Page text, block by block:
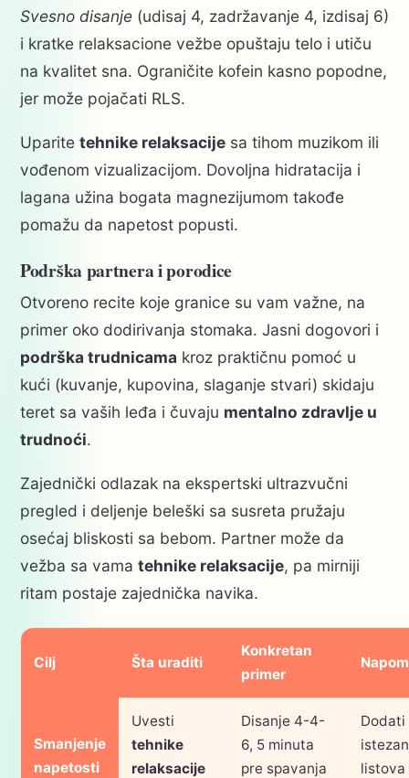
Svesno disanje (udisaj 4, zadržavanje 4, izdisaj 6)
i kratke relaksacione vežbe opuštaju telo i utiču
na kvalitet sna. Ograničite kofein kasno popodne,
jer može pojačati RLS.
Uparite tehnike relaksacije sa tihom muzikom ili
vođenom vizualizacijom. Dovoljna hidratacija i
lagana užina bogata magnezijumom takođe
pomažu da napetost popusti.
Podrška partnera i porodice
Otvoreno recite koje granice su vam važne, na
primer oko dodirivanja stomaka. Jasni dogovori i
podrška trudnicama kroz praktičnu pomoć u
kući (kuvanje, kupovina, slaganje stvari) skidaju
teret sa vaših leđa i čuvaju mentalno zdravlje u
trudnoći.
Zajednički odlazak na ekspertski ultrazvučni
pregled i deljenje beleški sa susreta pružaju
osećaj bliskosti sa bebom. Partner može da
vežba sa vama tehnike relaksacije, pa mirniji
ritam postaje zajednička navika.
Cilj Šta uraditi
Konkretan
primer
Smanjenje
napetosti
Uvesti
tehnike
relaksacije
Disanje 4-4-
6, 5 minuta
pre spavanja
Dodati
listova